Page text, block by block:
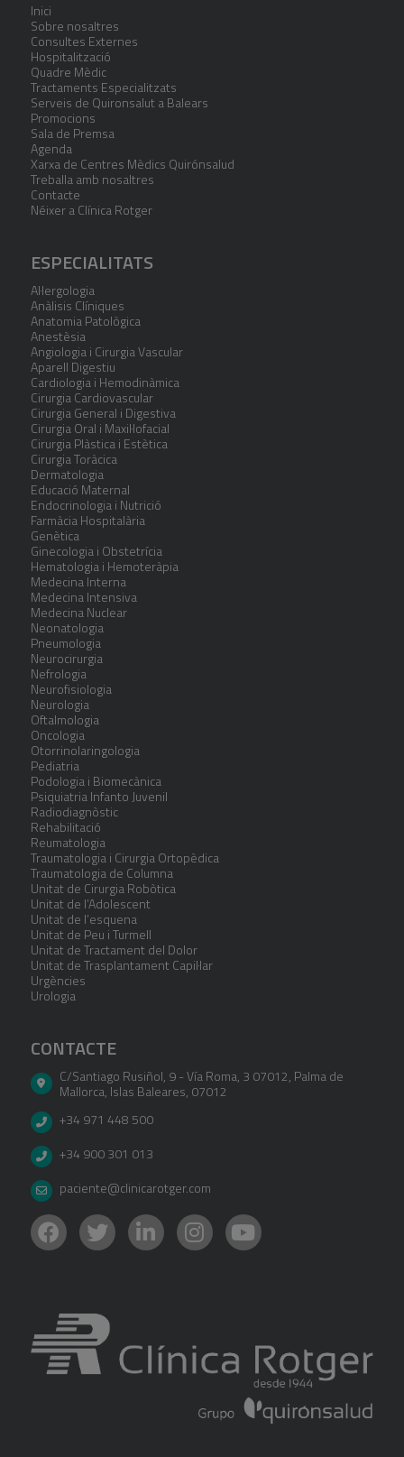
Inici
Sobre nosaltres
Consultes Externes
Hospitalització
Quadre Mèdic
Tractaments Especialitzats
Serveis de Quironsalut a Balears
Promocions
Sala de Premsa
Agenda
Xarxa de Centres Mèdics Quirónsalud
Treballa amb nosaltres
Contacte
Néixer a Clínica Rotger
ESPECIALITATS
Al·lergologia
Anàlisis Clíniques
Anatomia Patològica
Anestèsia
Angiologia i Cirurgia Vascular
Aparell Digestiu
Cardiologia i Hemodinàmica
Cirurgia Cardiovascular
Cirurgia General i Digestiva
Cirurgia Oral i Maxil·lofacial
Cirurgia Plàstica i Estètica
Cirurgia Toràcica
Dermatologia
Educació Maternal
Endocrinologia i Nutrició
Farmàcia Hospitalària
Genètica
Ginecologia i Obstetrícia
Hematologia i Hemoteràpia
Medecina Interna
Medecina Intensiva
Medecina Nuclear
Neonatologia
Pneumologia
Neurocirurgia
Nefrologia
Neurofisiologia
Neurologia
Oftalmologia
Oncologia
Otorrinolaringologia
Pediatria
Podologia i Biomecànica
Psiquiatria Infanto Juvenil
Radiodiagnòstic
Rehabilitació
Reumatologia
Traumatologia i Cirurgia Ortopèdica
Traumatologia de Columna
Unitat de Cirurgia Robòtica
Unitat de l’Adolescent
Unitat de l’esquena
Unitat de Peu i Turmell
Unitat de Tractament del Dolor
Unitat de Trasplantament Capil·lar
Urgències
Urologia
CONTACTE
C/Santiago Rusiñol, 9 - Vía Roma, 3 07012, Palma de
Mallorca, Islas Baleares, 07012
+34 971 448 500
+34 900 301 013
paciente@clinicarotger.com